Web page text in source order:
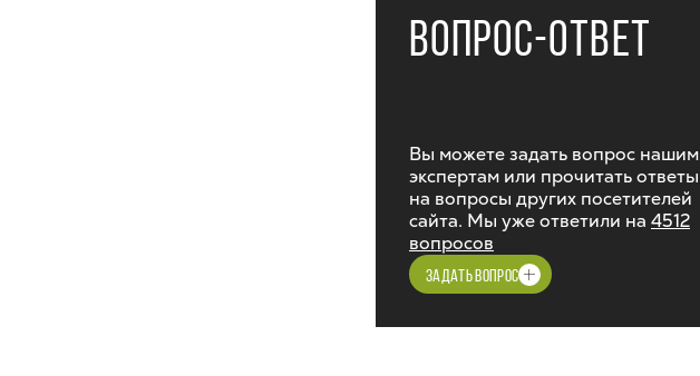
ВОПРОС-ОТВЕТ
Вы можете задать вопрос нашим
экспертам или прочитать ответы
на вопросы других посетителей
сайта. Мы уже ответили на 4512
вопросов
ЗАДАТЬ ВОПРОС